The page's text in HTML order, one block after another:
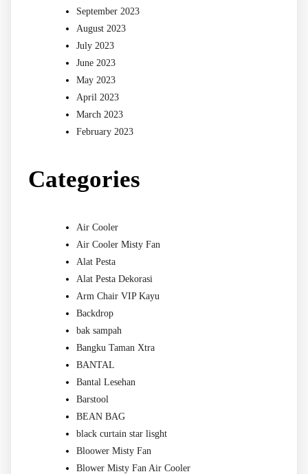
September 2023
August 2023
July 2023
June 2023
May 2023
April 2023
March 2023
February 2023
Categories
Air Cooler
Air Cooler Misty Fan
Alat Pesta
Alat Pesta Dekorasi
Arm Chair VIP Kayu
Backdrop
bak sampah
Bangku Taman Xtra
BANTAL
Bantal Lesehan
Barstool
BEAN BAG
black curtain star lisght
Bloower Misty Fan
Blower Misty Fan Air Cooler